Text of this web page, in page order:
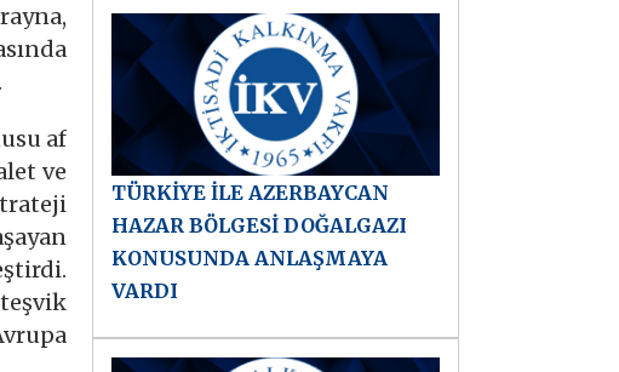
af
ve
teşvik
TÜRKİYE İLE AZERBAYCAN
HAZAR BÖLGESİ DOĞALGAZI
KONUSUNDA ANLAŞMAYA
VARDI